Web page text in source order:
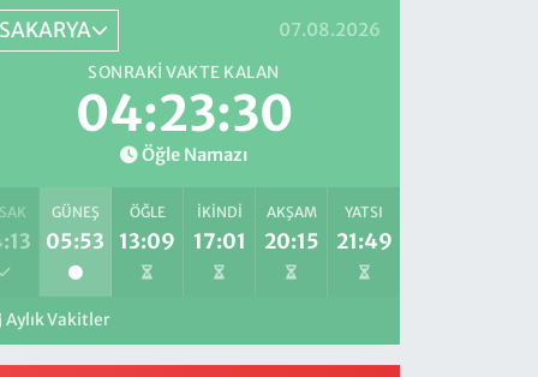
SAKARYA 07.08.2026
SONRAKI VAKTE KALAN
04:23:29
Öğle Namazı
GÜNEŞ
05:53
ÖĞLE
13:09
İKINDI
17:01
AKŞAM
20:15
YATSI
21:49
Aylık Vakitler